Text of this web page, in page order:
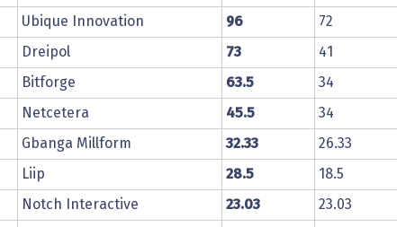
» alle Specials
Ubique Innovation 96 72
Dreipol 73 41
Bitforge 63.5 34
Netcetera 45.5 34
Gbanga Millform 32.33 26.33
Liip 28.5 18.5
Notch Interactive 23.03 23.03